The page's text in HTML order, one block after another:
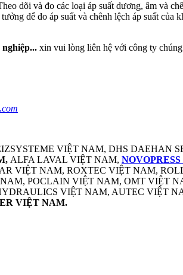
dõi và đo các loại áp suất dương, âm và
để đo áp suất và chênh lệch áp suất
xin vui lòng liên hệ với công ty
VIỆT NAM, DHS DAEHAN
ALFA LAVAL VIỆT NAM,
VIỆT NAM, ROXTEC VIỆT NAM,
POCLAIN VIỆT NAM, OMT VIỆT
VIỆT NAM, AUTEC VIỆT
VIỆT NAM.